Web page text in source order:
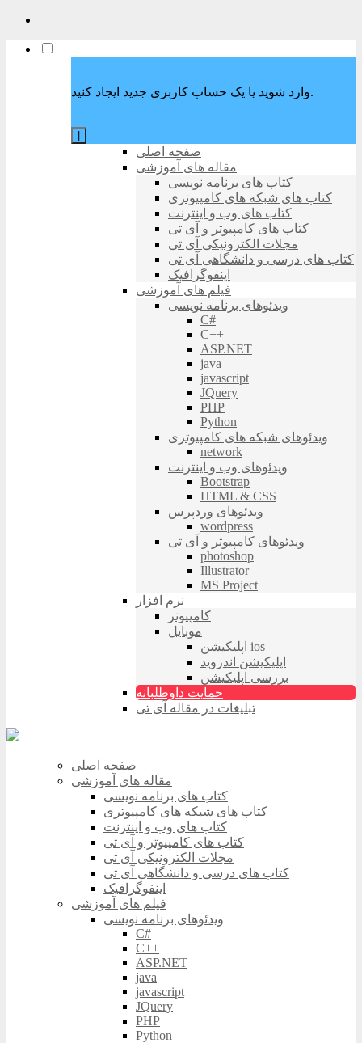
وارد شوید یا یک حساب کاربری جدید ایجاد کنید.
صفحه اصلی
مقاله های آموزشی
کتاب های برنامه نویسی
کتاب های شبکه های کامپیوتری
کتاب های وب و اینترنت
کتاب های کامپیوتر و آی تی
مجلات الکترونیکی آی تی
کتاب های درسی و دانشگاهی آی تی
اینفوگرافیک
فیلم های آموزشی
ویدئوهای برنامه نویسی
C#
C++
ASP.NET
java
javascript
JQuery
PHP
Python
ویدئوهای شبکه های کامپیوتری
network
ویدئوهای وب و اینترنت
Bootstrap
HTML & CSS
ویدئوهای وردپرس
wordpress
ویدئوهای کامپیوتر و آی تی
photoshop
Illustrator
MS Project
نرم افزار
کامپیوتر
موبایل
اپلیکیشن ios
اپلیکیشن اندروید
بررسی اپلیکیشن
حمایت داوطلبانه
تبلیغات در مقاله آی تی
صفحه اصلی
مقاله های آموزشی
کتاب های برنامه نویسی
کتاب های شبکه های کامپیوتری
کتاب های وب و اینترنت
کتاب های کامپیوتر و آی تی
مجلات الکترونیکی آی تی
کتاب های درسی و دانشگاهی آی تی
اینفوگرافیک
فیلم های آموزشی
ویدئوهای برنامه نویسی
C#
C++
ASP.NET
java
javascript
JQuery
PHP
Python